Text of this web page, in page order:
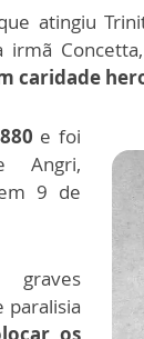
atingiu
caridade
e foi
Angri,
9 de
graves
paralisia
os